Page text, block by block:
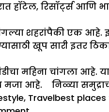
हॉटेल, रिसॉर्ट्स आणि
शहरांपैकी एक
खूप सारी इतर
महिना चांगला
आहे. निळ्या
, TravelTags
best